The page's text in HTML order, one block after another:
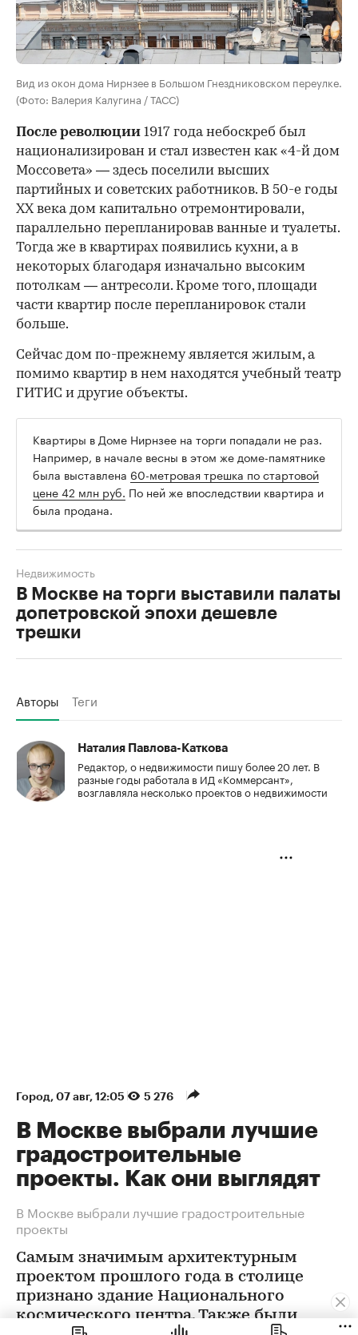
Вид из окон дома Нирнзее в Большом Гнездниковском переулке.
(Фото: Валерия Калугина / ТАСС)
После революции 1917 года небоскреб был
национализирован и стал известен как «4-й дом
Моссовета» — здесь поселили высших
партийных и советских работников. В 50-е годы
ХХ века дом капитально отремонтировали,
параллельно перепланировав ванные и туалеты.
Тогда же в квартирах появились кухни, а в
некоторых благодаря изначально высоким
потолкам — антресоли. Кроме того, площади
части квартир после перепланировок стали
больше.
Сейчас дом по-прежнему является жилым, а
помимо квартир в нем находятся учебный театр
ГИТИС и другие объекты.
Квартиры в Доме Нирнзее на торги попадали не раз.
Например, в начале весны в этом же доме-памятнике
была выставлена 60-метровая трешка по стартовой
цене 42 млн руб. По ней же впоследствии квартира и
была продана.
В Москве на торги выставили палаты
допетровской эпохи дешевле
трешки
Недвижимость
Авторы Теги
Наталия Павлова-Каткова
Редактор, о недвижимости пишу более 20 лет. В
разные годы работала в ИД «Коммерсант»,
возглавляла несколько проектов о недвижимости
Город 07 авг, 12:05 5 276
В Москве выбрали лучшие
градостроительные
проекты. Как они выглядят
В Москве выбрали лучшие градостроительные
проекты
Самым значимым архитектурным
проектом прошлого года в столице
признано здание Национального
космического центра. Также были